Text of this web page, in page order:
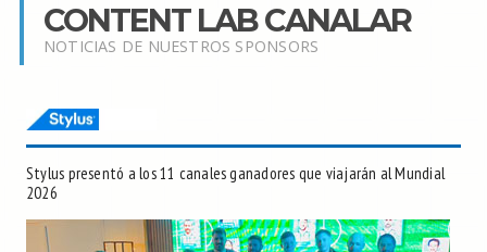
CONTENT LAB CANALAR
NOTICIAS DE NUESTROS SPONSORS
Stylus presentó a los 11 canales ganadores que viajarán al Mundial
2026